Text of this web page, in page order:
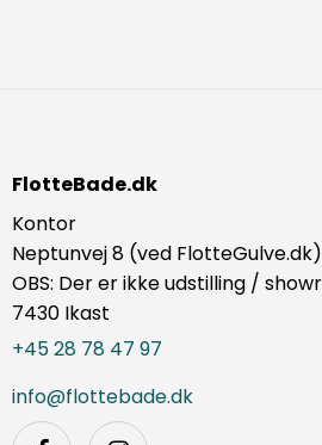
FlotteBade.dk
Kontor
Neptunvej 8 (ved FlotteGulve.dk)
OBS: Der er ikke udstilling /
7430 Ikast
+45 28 78 47 97
info@flottebade.dk